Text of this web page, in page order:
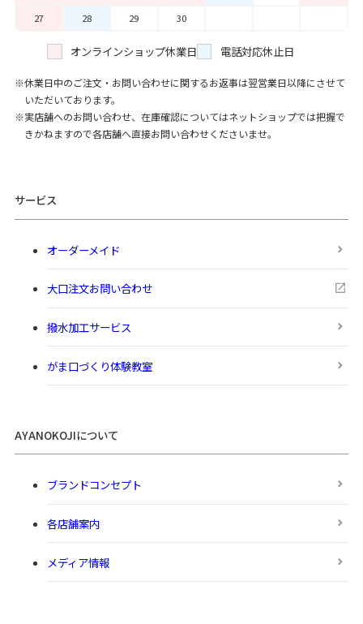
27
28 29 30
オンラインショップ休業日 電話対応休止日
休業日中のご注文・お問い合わせに関するお返事は翌営業日以降にさせて
いただいております。
実店舗へのお問い合わせ、在庫確認についてはネットショップでは把握で
きかねますので各店舗へ直接お問い合わせくださいませ。
サービス
オーダーメイド
大口注文お問い合わせ
撥水加工サービス
がま口づくり体験教室
AYANOKOJIについて
ブランドコンセプト
各店舗案内
メディア情報